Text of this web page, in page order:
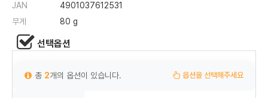
JAN
4901037612531
무게
80 g
선택옵션
총 2개의 옵션이 있습니다. 옵션을 선택해주세요